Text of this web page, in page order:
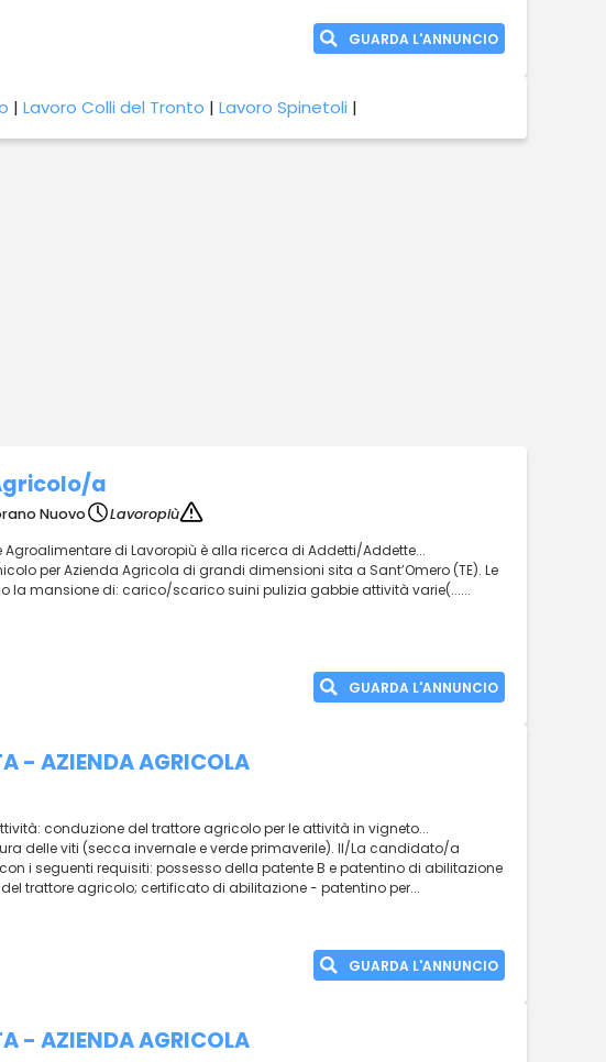
GUARDA L'ANNUNCIO
| Lavoro Colli del Tronto | Lavoro Spinetoli |
a
Nuovo
Lavoropiù
Agroalimentare di Lavoropiù è alla ricerca di Addetti/Addette...
per Azienda Agricola di grandi dimensioni sita a Sant’Omero (TE). Le
la mansione di: carico/scarico suini pulizia gabbie attività varie(......
GUARDA L'ANNUNCIO
- AZIENDA AGRICOLA
conduzione del trattore agricolo per le attività in vigneto...
delle viti (secca invernale e verde primaverile). ll/La candidato/a
i seguenti requisiti: possesso della patente B e patentino di abilitazione
trattore agricolo; certificato di abilitazione - patentino per...
GUARDA L'ANNUNCIO
- AZIENDA AGRICOLA